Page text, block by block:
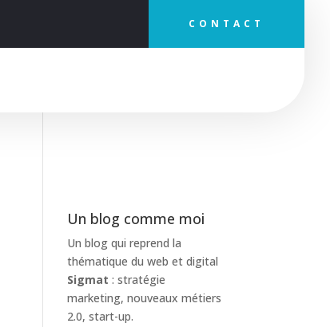
CONTACT
Faites un tour sur mon
Un blog comme moi
Un blog qui reprend la
thématique du web et digital
Sigmat : stratégie
marketing, nouveaux métiers
2.0, start-up.